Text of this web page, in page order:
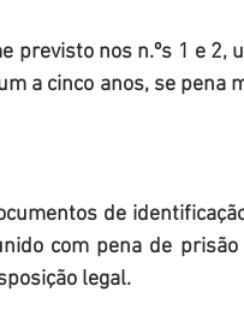
a cinco anos, se pena
com pena de
legal.